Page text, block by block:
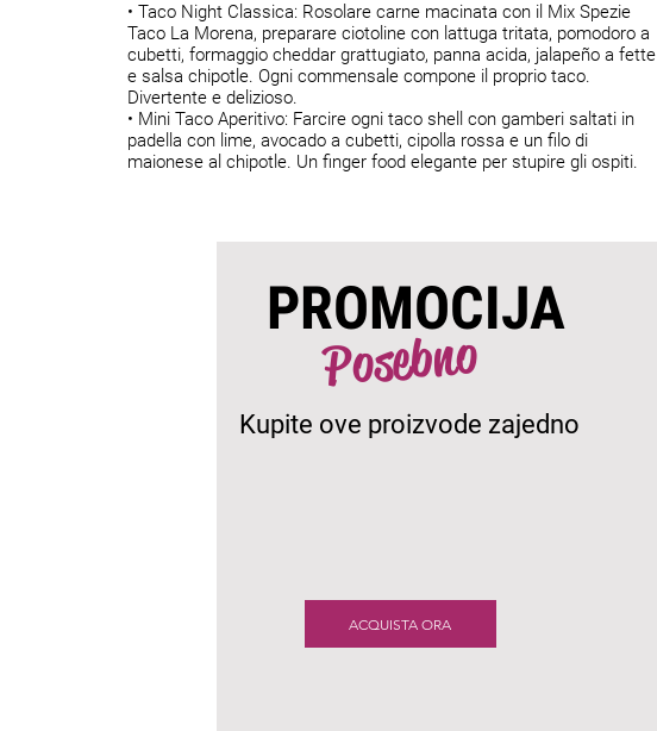
• Taco Night Classica: Rosolare carne macinata con il Mix Spezie
Taco La Morena, preparare ciotoline con lattuga tritata, pomodoro a
cubetti, formaggio cheddar grattugiato, panna acida, jalapeño a fette
e salsa chipotle. Ogni commensale compone il proprio taco.
Divertente e delizioso.
• Mini Taco Aperitivo: Farcire ogni taco shell con gamberi saltati in
padella con lime, avocado a cubetti, cipolla rossa e un filo di
maionese al chipotle. Un finger food elegante per stupire gli ospiti.
PROMOCIJA
Posebno
Kupite ove proizvode zajedno
ACQUISTA ORA